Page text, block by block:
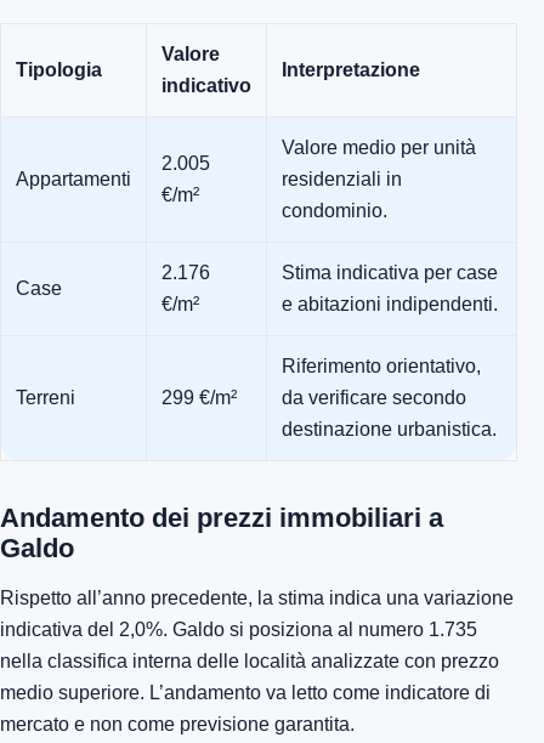
Tipologia
Valore
indicativo
Interpretazione
Appartamenti
2.005
€/m²
Valore medio per unità
residenziali in
condominio.
Case
2.176
€/m²
Stima indicativa per case
e abitazioni indipendenti.
Terreni 299 €/m²
Riferimento orientativo,
da verificare secondo
destinazione urbanistica.
Andamento dei prezzi immobiliari a
Galdo
Rispetto all’anno precedente, la stima indica una variazione
indicativa del 2,0%. Galdo si posiziona al numero 1.735
nella classifica interna delle località analizzate con prezzo
medio superiore. L’andamento va letto come indicatore di
mercato e non come previsione garantita.